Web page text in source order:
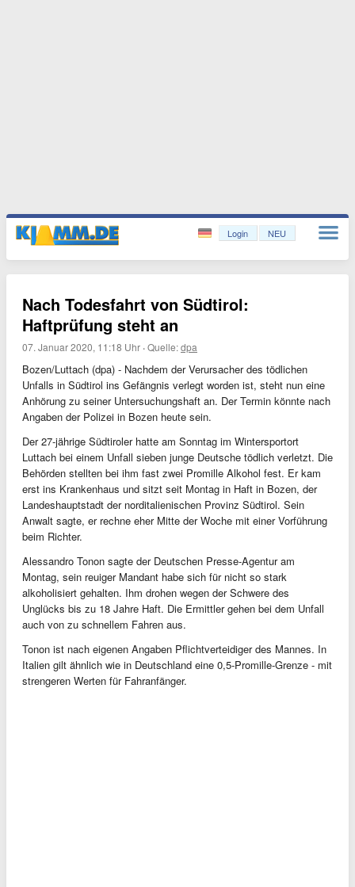
Login NEU
Nach Todesfahrt von Südtirol:
Haftprüfung steht an
07. Januar 2020, 11:18 Uhr ·Quelle:dpa
Bozen/Luttach (dpa) - Nachdem der Verursacher des tödlichen
Unfalls in Südtirol ins Gefängnis verlegt worden ist, steht nun eine
Anhörung zu seiner Untersuchungshaft an. Der Termin könnte nach
Angaben der Polizei in Bozen heute sein.
Der 27-jährige Südtiroler hatte am Sonntag im Wintersportort
Luttach bei einem Unfall sieben junge Deutsche tödlich verletzt. Die
Behörden stellten bei ihm fast zwei Promille Alkohol fest. Er kam
erst ins Krankenhaus und sitzt seit Montag in Haft in Bozen, der
Landeshauptstadt der norditalienischen Provinz Südtirol. Sein
Anwalt sagte, er rechne eher Mitte der Woche mit einer Vorführung
beim Richter.
Alessandro Tonon sagte der Deutschen Presse-Agentur am
Montag, sein reuiger Mandant habe sich für nicht so stark
alkoholisiert gehalten. Ihm drohen wegen der Schwere des
Unglücks bis zu 18 Jahre Haft. Die Ermittler gehen bei dem Unfall
auch von zu schnellem Fahren aus.
Tonon ist nach eigenen Angaben Pflichtverteidiger des Mannes. In
Italien gilt ähnlich wie in Deutschland eine 0,5-Promille-Grenze - mit
strengeren Werten für Fahranfänger.